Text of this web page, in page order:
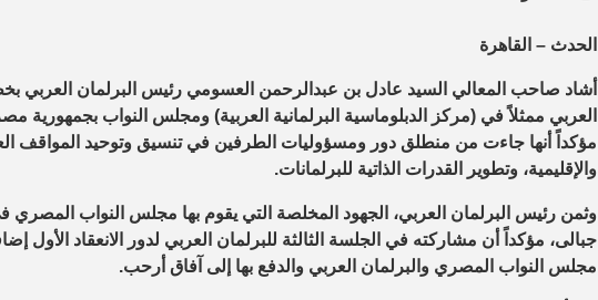
الحدث – القاهرة
أشاد صاحب المعالي السيد عادل بن عبدالرحمن العسومي رئيس البرلمان العربي
العربي ممثلاً في (مركز الدبلوماسية البرلمانية العربية) ومجلس النواب بجمهورية
مؤكداً أنها جاءت من منطلق دور ومسؤوليات الطرفين في تنسيق وتوحيد المواقف
والإقليمية، وتطوير القدرات الذاتية للبرلمانات.
وثمن رئيس البرلمان العربي، الجهود المخلصة التي يقوم بها مجلس النواب المصري
جبالى، مؤكداً أن مشاركته في الجلسة الثالثة للبرلمان العربي لدور الانعقاد الأول
مجلس النواب المصري والبرلمان العربي والدفع بها إلى آفاق أرحب.